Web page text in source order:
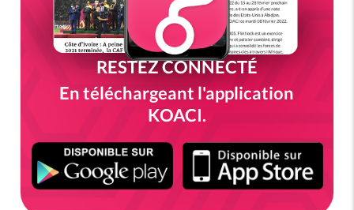
RESTEZ CONNECTÉ
En téléchargeant l'application
KOACI.